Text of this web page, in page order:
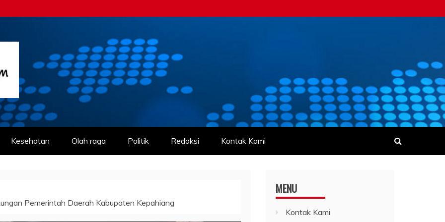
Kesehatan Olah raga Politik Redaksi Kontak Kami
Pemerintah Daerah Kabupaten Kepahiang
MENU
Kontak Kami